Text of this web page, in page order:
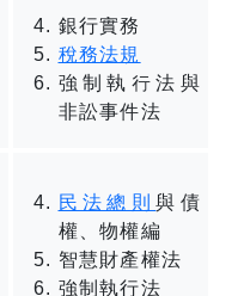
銀行實務
稅務法規
強制執行法與
非訟事件法
民法總則與債
權、物權編
智慧財產權法
強制執行法